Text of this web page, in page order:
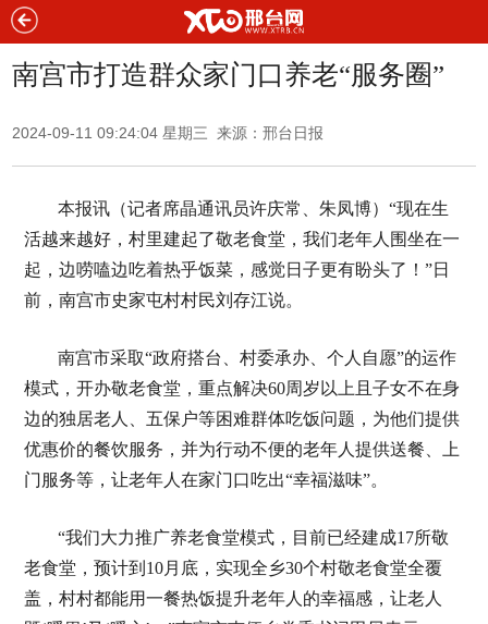
南宫市打造群众家门口养老“服务圈”
2024-09-11 09:24:04 星期三 来源：邢台日报
本报讯（记者席晶通讯员许庆常、朱凤博）“现在生
活越来越好，村里建起了敬老食堂，我们老年人围坐在一
起，边唠嗑边吃着热乎饭菜，感觉日子更有盼头了！”日
前，南宫市史家屯村村民刘存江说。
南宫市采取“政府搭台、村委承办、个人自愿”的运作
模式，开办敬老食堂，重点解决60周岁以上且子女不在身
边的独居老人、五保户等困难群体吃饭问题，为他们提供
优惠价的餐饮服务，并为行动不便的老年人提供送餐、上
门服务等，让老年人在家门口吃出“幸福滋味”。
“我们大力推广养老食堂模式，目前已经建成17所敬
老食堂，预计到10月底，实现全乡30个村敬老食堂全覆
盖，村村都能用一餐热饭提升老年人的幸福感，让老人